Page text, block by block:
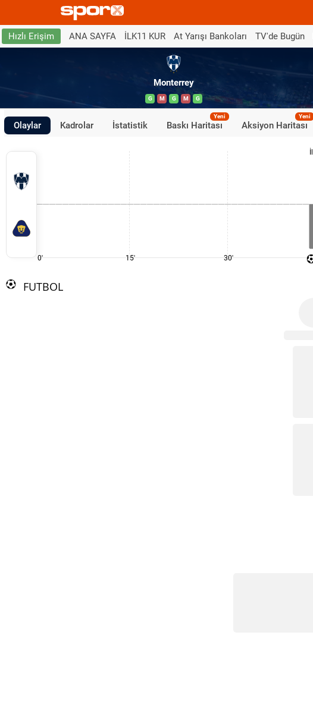
Hızlı Erişim ANA SAYFA İLK11 KUR At Yarışı Bankoları TV'de Bugün
Monterrey
G M G M G
Olaylar Kadrolar İstatistik Baskı Haritası
Yeni
Aksiyon Haritası
Yeni
0' 15' 30'
FUTBOL